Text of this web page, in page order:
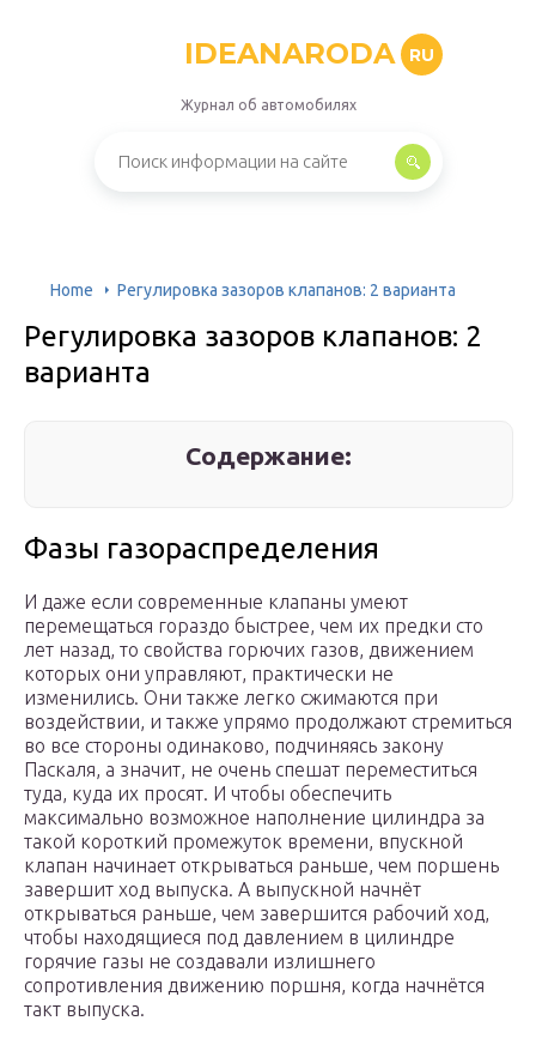
IDEANARODA RU
Журнал об автомобилях
Home Регулировка зазоров клапанов: 2 варианта
Регулировка зазоров клапанов: 2
варианта
Содержание:
Фазы газораспределения
И даже если современные клапаны умеют
перемещаться гораздо быстрее, чем их предки сто
лет назад, то свойства горючих газов, движением
которых они управляют, практически не
изменились. Они также легко сжимаются при
воздействии, и также упрямо продолжают стремиться
во все стороны одинаково, подчиняясь закону
Паскаля, а значит, не очень спешат переместиться
туда, куда их просят. И чтобы обеспечить
максимально возможное наполнение цилиндра за
такой короткий промежуток времени, впускной
клапан начинает открываться раньше, чем поршень
завершит ход выпуска. А выпускной начнёт
открываться раньше, чем завершится рабочий ход,
чтобы находящиеся под давлением в цилиндре
горячие газы не создавали излишнего
сопротивления движению поршня, когда начнётся
такт выпуска.